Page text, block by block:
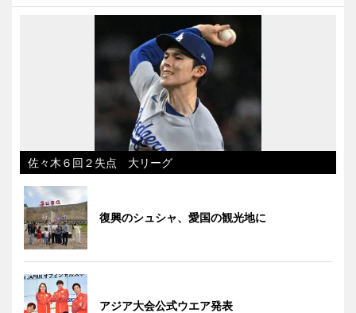
佐々木６回２失点 大リーグ
復興のシュシャ、愛国の観光地に
アジア大会公式ウエア発表